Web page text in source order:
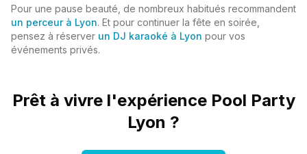
Pour une pause beauté, de nombreux habitués recommandent
un perceur à Lyon. Et pour continuer la fête en soirée,
pensez à réserver un DJ karaoké à Lyon pour vos
événements privés.
Prêt à vivre l'expérience Pool Party
Lyon ?